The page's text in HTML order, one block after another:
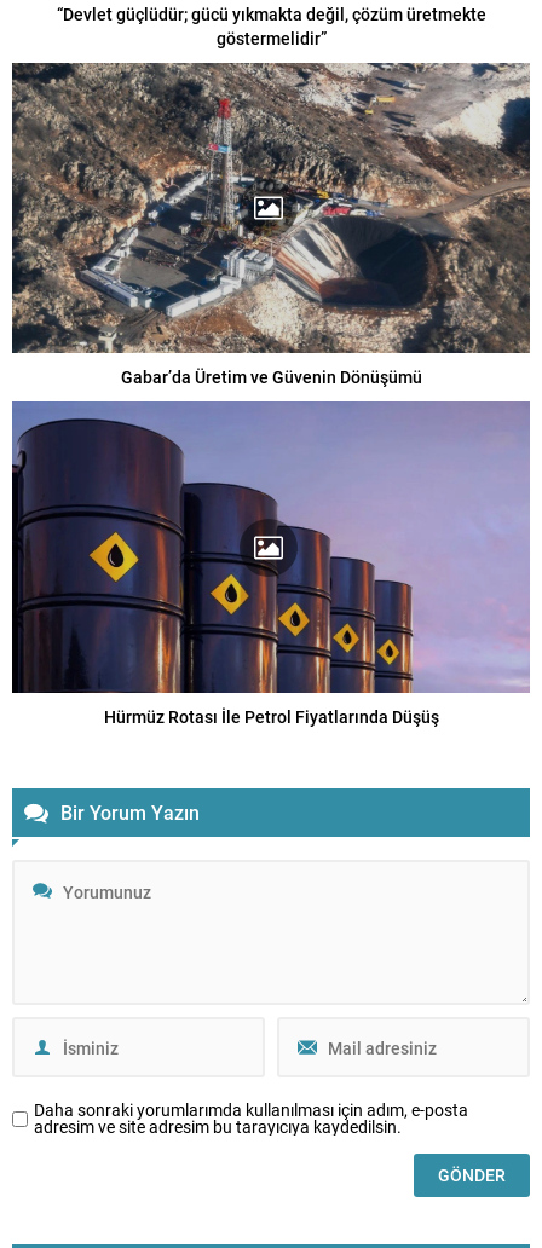
“Devlet güçlüdür; gücü yıkmakta değil, çözüm üretmekte
göstermelidir”
Gabar’da Üretim ve Güvenin Dönüşümü
Hürmüz Rotası İle Petrol Fiyatlarında Düşüş
Bir Yorum Yazın
Daha sonraki yorumlarımda kullanılması için adım, e-posta
adresim ve site adresim bu tarayıcıya kaydedilsin.